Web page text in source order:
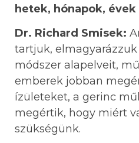
hetek, hónapok, évek
Dr. Richard Smisek:
tartjuk,
módszer alapelveit,
emberek jobban
ízületeket, a gerinc
megértik, hogy miért
szükségünk.